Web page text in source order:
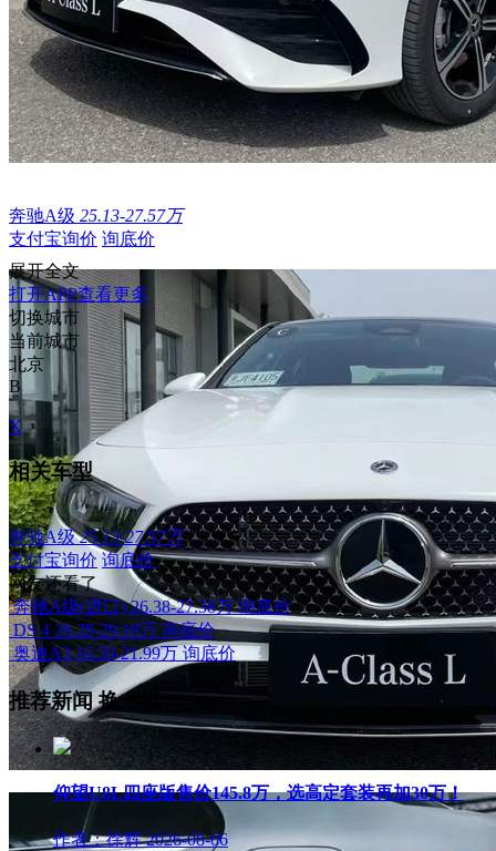
奔驰A级 25.13-27.57万
支付宝询价 询底价
展开全文
打开APP查看更多
切换城市
当前城市
北京
B
X
相关车型
奔驰A级 25.13-27.57万
支付宝询价 询底价
网友还看了
奔驰A级(进口) 26.38-27.38万 询底价
DS 4 26.28-29.18万 询底价
奥迪A3 16.59-21.99万 询底价
推荐新闻换一批
仰望U8L四座版售价145.8万，选高定套装再加30万！
作者：徐辉 2026-08-06